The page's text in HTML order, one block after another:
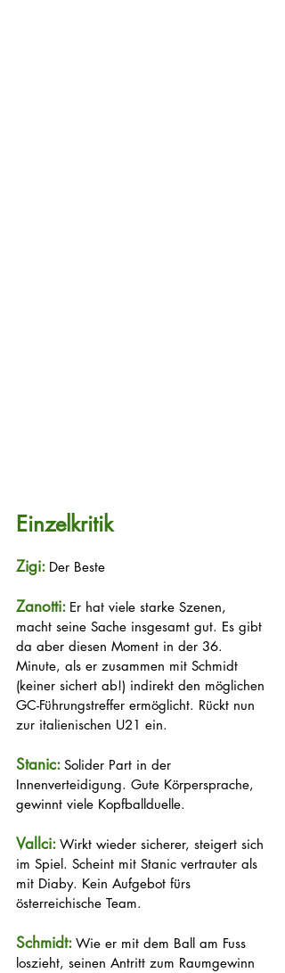
Einzelkritik
Zigi: Der Beste
Zanotti: Er hat viele starke Szenen,
macht seine Sache insgesamt gut. Es gibt
da aber diesen Moment in der 36.
Minute, als er zusammen mit Schmidt
(keiner sichert ab!) indirekt den möglichen
GC-Führungstreffer ermöglicht. Rückt nun
zur italienischen U21 ein.
Stanic: Solider Part in der
Innenverteidigung. Gute Körpersprache,
gewinnt viele Kopfballduelle.
Vallci: Wirkt wieder sicherer, steigert sich
im Spiel. Scheint mit Stanic vertrauter als
mit Diaby. Kein Aufgebot fürs
österreichische Team.
Schmidt: Wie er mit dem Ball am Fuss
loszieht, seinen Antritt zum Raumgewinn